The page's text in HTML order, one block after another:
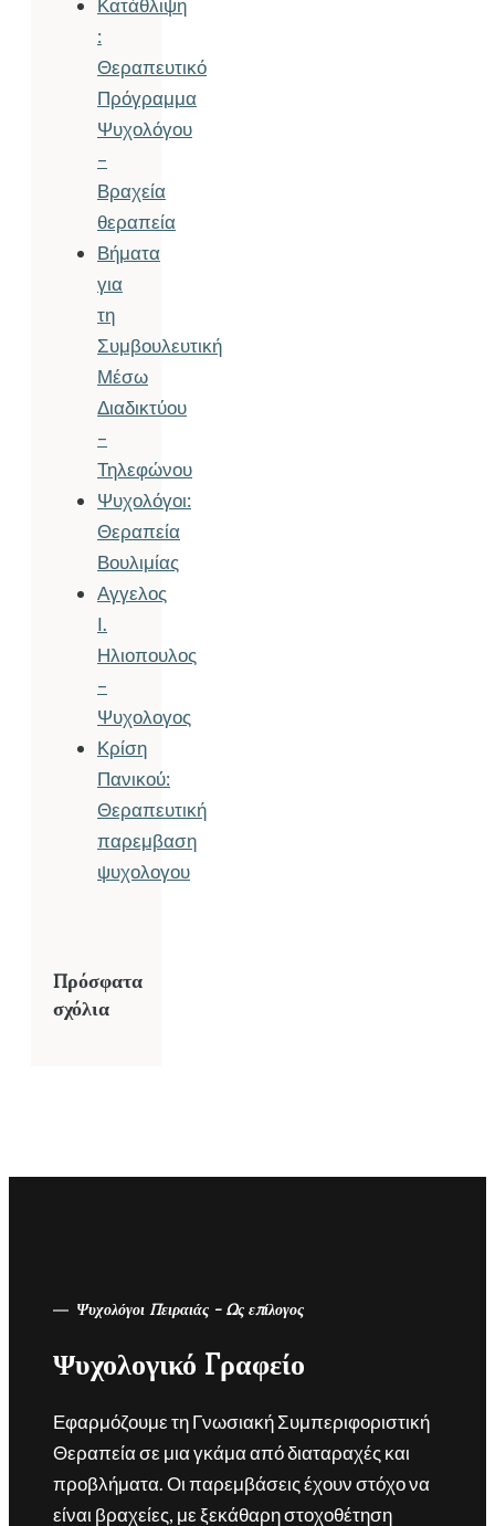
Κατάθλιψη
:
Θεραπευτικό
Πρόγραμμα
Ψυχολόγου
–
Βραχεία
θεραπεία
Βήματα
για
τη
Συμβουλευτική
Μέσω
Διαδικτύου
–
Τηλεφώνου
Ψυχολόγοι:
Θεραπεία
Βουλιμίας
Αγγελος
Ι.
Ηλιοπουλος
–
Ψυχολογος
Κρίση
Πανικού:
Θεραπευτική
παρεμβαση
ψυχολογου
Πρόσφατα
σχόλια
Ψυχολόγοι Πειραιάς - Ως επίλογος
Ψυχολογικό Γραφείο
Εφαρμόζουμε τη Γνωσιακή Συμπεριφοριστική
Θεραπεία σε μια γκάμα από διαταραχές και
προβλήματα. Οι παρεμβάσεις έχουν στόχο να
είναι βραχείες, με ξεκάθαρη στοχοθέτηση